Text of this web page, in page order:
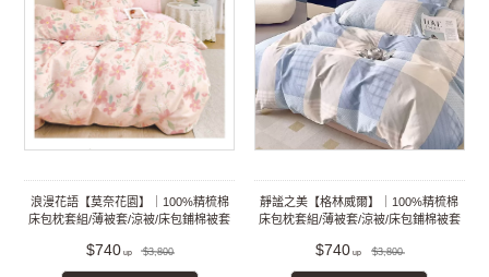
浪漫花語【莫奈花園】｜100%精梳棉
床包枕套組/薄被套/涼被/床包鋪棉被套
$740 $3,800
靜謐之美【格林威爾】｜100%精梳棉
床包枕套組/薄被套/涼被/床包鋪棉被套
$740 $3,800